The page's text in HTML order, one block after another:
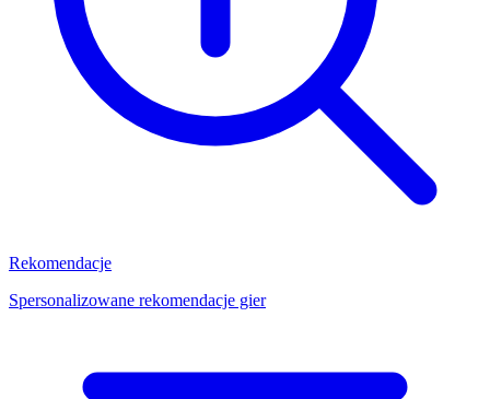
Rekomendacje
Spersonalizowane rekomendacje gier